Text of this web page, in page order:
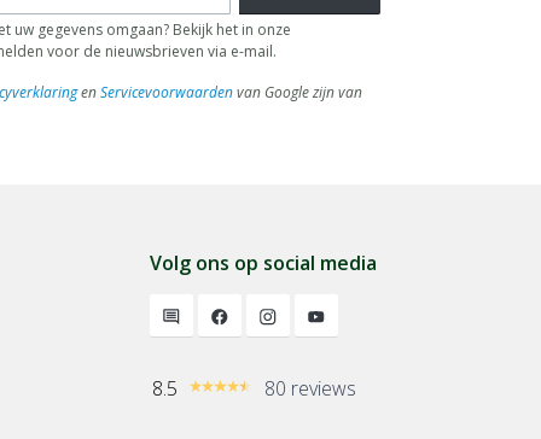
uw gegevens omgaan? Bekijk het in onze
voor de nieuwsbrieven via e-mail.
enServicevoorwaardenvan Google zijn van
Volg ons op social media
8.5 80 reviews